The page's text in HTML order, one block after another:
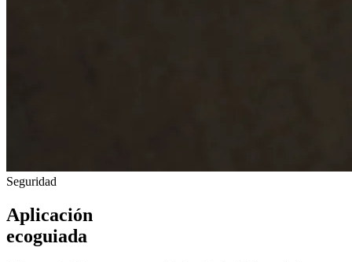
Seguridad
Aplicación
ecoguiada